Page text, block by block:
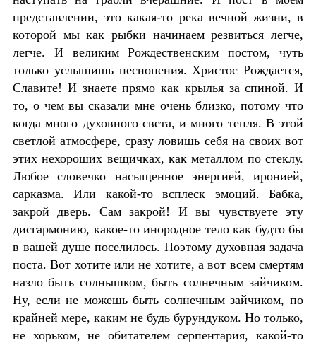
представлении, это какая-то река вечной жизни, в
которой мы как рыбки начинаем резвиться легче,
легче. И великим Рождественским постом, чуть
только услышишь песнопения. Христос Рождается,
Славите! И знаете прямо как крылья за спиной. И
то, о чем вы сказали мне очень близко, потому что
когда много духовного света, и много тепля. В этой
светлой атмосфере, сразу ловишь себя на своих вот
этих нехороших вещичках, как металлом по стеклу.
Любое словечко насыщенное энергией, иронией,
сарказма. Или какой-то всплеск эмоций. Бабка,
закрой дверь. Сам закрой! И вы чувствуете эту
дисгармонию, какое-то инородное тело как будто бы
в вашей душе поселилось. Поэтому духовная задача
поста. Вот хотите или не хотите, а вот всем смертям
назло быть солнышком, быть солнечным зайчиком.
Ну, если не можешь быть солнечным зайчиком, по
крайней мере, каким не будь бурундуком. Но только,
не хорьком, не обитателем серпентария, какой-то